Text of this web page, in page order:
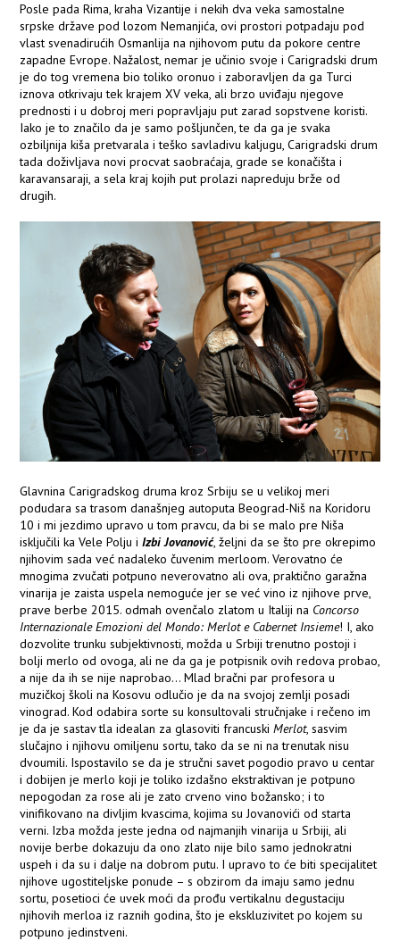
Posle pada Rima, kraha Vizantije i nekih dva veka samostalne
srpske države pod lozom Nemanjića, ovi prostori potpadaju pod
vlast svenadirućih Osmanlija na njihovom putu da pokore centre
zapadne Evrope. Nažalost, nemar je učinio svoje i Carigradski drum
je do tog vremena bio toliko oronuo i zaboravljen da ga Turci
iznova otkrivaju tek krajem XV veka, ali brzo uviđaju njegove
prednosti i u dobroj meri popravljaju put zarad sopstvene koristi.
Iako je to značilo da je samo pošljunčen, te da ga je svaka
ozbiljnija kiša pretvarala i teško savladivu kaljugu, Carigradski drum
tada doživljava novi procvat saobraćaja, grade se konačišta i
karavansaraji, a sela kraj kojih put prolazi napreduju brže od
drugih.
Glavnina Carigradskog druma kroz Srbiju se u velikoj meri
podudara sa trasom današnjeg autoputa Beograd-Niš na Koridoru
10 i mi jezdimo upravo u tom pravcu, da bi se malo pre Niša
isključili ka Vele Polju iIzbi Jovanović, željni da se što pre okrepimo
njihovim sada već nadaleko čuvenim merloom. Verovatno će
mnogima zvučati potpuno neverovatno ali ova, praktično garažna
vinarija je zaista uspela nemoguće jer se već vino iz njihove prve,
prave berbe 2015. odmah ovenčalo zlatom u Italiji na Concorso
Internazionale Emozioni del Mondo: Merlot e Cabernet Insieme! I, ako
dozvolite trunku subjektivnosti, možda u Srbiji trenutno postoji i
bolji merlo od ovoga, ali ne da ga je potpisnik ovih redova probao,
a nije da ih se nije naprobao... Mlad bračni par profesora u
muzičkoj školi na Kosovu odlučio je da na svojoj zemlji posadi
vinograd. Kod odabira sorte su konsultovali stručnjake i rečeno im
je da je sastav tla idealan za glasoviti francuskiMerlot, sasvim
slučajno i njihovu omiljenu sortu, tako da se ni na trenutak nisu
dvoumili. Ispostavilo se da je stručni savet pogodio pravo u centar
i dobijen je merlo koji je toliko izdašno ekstraktivan je potpuno
nepogodan za rose ali je zato crveno vino božansko; i to
vinifikovano na divljim kvascima, kojima su Jovanovići od starta
verni. Izba možda jeste jedna od najmanjih vinarija u Srbiji, ali
novije berbe dokazuju da ono zlato nije bilo samo jednokratni
uspeh i da su i dalje na dobrom putu. I upravo to će biti specijalitet
njihove ugostiteljske ponude – s obzirom da imaju samo jednu
sortu, posetioci će uvek moći da prođu vertikalnu degustaciju
njihovih merloa iz raznih godina, što je ekskluzivitet po kojem su
potpuno jedinstveni.